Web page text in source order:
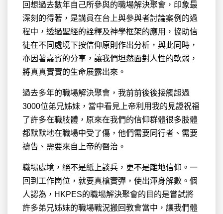
回想過去數年自己所參與的職場解決聚會，印象最
深刻的得著，是講員在台上與參與者討論案例的過
程中，透過聖經的詮釋及神學框架的應用，協助信
徒在不同處境下按信仰原則作出分析，與此同時，
亦因著嘉賓的分享，讓我們坦然面對人性的軟弱，
將真真實實的生命展露出來。
過去多年的職場解決聚會，我前前後後接觸超過
3000位弟兄姊妹，當中看見上帝利用我的見證祝福
了許多在職肢體，原來在我們的信仰群體很多肢體
都默默地在職場中受了傷，他們需要同行者、需要
禱告、需要來自上帝的醫治。
職場處境，絕不是紙上談兵，更不是離地信仰。一
回到工作崗位，就要真槍實彈，使出渾身解數。個
人認為，HKPES的職場解決聚會的目的是嘗試將
許多弟兄姊妹的職場戰況搬回教會當中，讓我們體